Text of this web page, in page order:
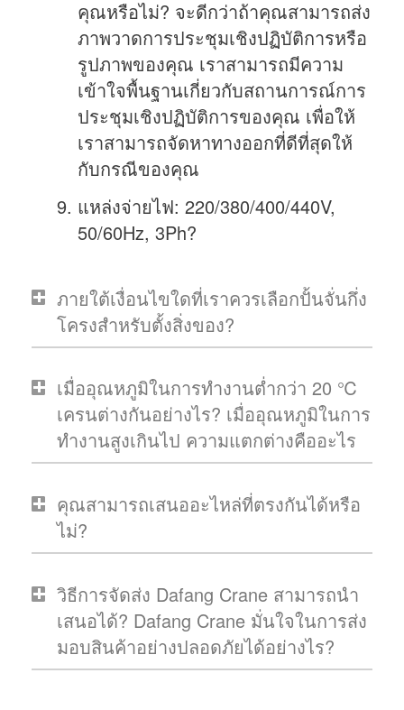
คุณหรือไม่? จะดีกว่าถ้าคุณสามารถส่ง
ภาพวาดการประชุมเชิงปฏิบัติการหรือ
รูปภาพของคุณ เราสามารถมีความ
เข้าใจพื้นฐานเกี่ยวกับสถานการณ์การ
ประชุมเชิงปฏิบัติการของคุณ เพื่อให้
เราสามารถจัดหาทางออกที่ดีที่สุดให้
กับกรณีของคุณ
แหล่งจ่ายไฟ: 220/380/400/440V,
50/60Hz, 3Ph?
ภายใต้เงื่อนไขใดที่เราควรเลือกปั้นจั่นกึ่ง
โครงสำหรับตั้งสิ่งของ?
เมื่ออุณหภูมิในการทำงานต่ำกว่า 20 ℃
เครนต่างกันอย่างไร? เมื่ออุณหภูมิในการ
ทำงานสูงเกินไป ความแตกต่างคืออะไร
คุณสามารถเสนออะไหล่ที่ตรงกันได้หรือ
ไม่?
วิธีการจัดส่ง Dafang Crane สามารถนำ
เสนอได้? Dafang Crane มั่นใจในการส่ง
มอบสินค้าอย่างปลอดภัยได้อย่างไร?